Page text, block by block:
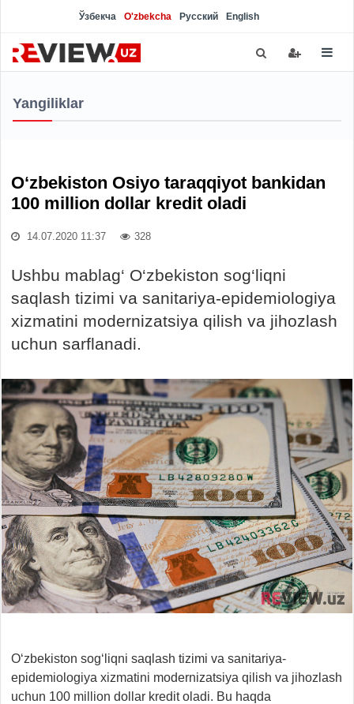
Ўзбекча O'zbekcha Русский English
Yangiliklar
O‘zbekiston Osiyo taraqqiyot bankidan
100 million dollar kredit oladi
14.07.2020 11:37 328
Ushbu mablag‘ O‘zbekiston sog‘liqni
saqlash tizimi va sanitariya-epidemiologiya
xizmatini modernizatsiya qilish va jihozlash
uchun sarflanadi.
O‘zbekiston sog‘liqni saqlash tizimi va sanitariya-
epidemiologiya xizmatini modernizatsiya qilish va jihozlash
uchun 100 million dollar kredit oladi. Bu haqda